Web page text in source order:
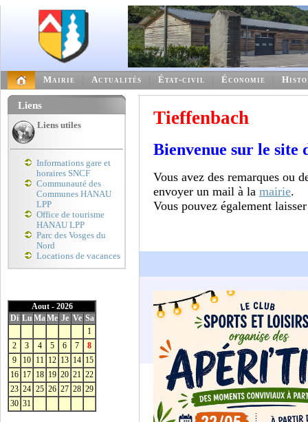
Mairie Actualités État-civil Économie
Liens
Liens utiles
Informations gare et
horaires SNCF
Communauté des
Communes HANAU
LPP
Office de tourisme
HANAU LPP
Parc des Vosges du
Nord
Locations de vacances
Aout - 2026
Di Lu MaMe Je Ve Sa
1
2
3 4 5 6 7
8
9
10 11 12 13 14 15
16 17 18 19 20 21 22
23 24 25 26 27 28 29
30 31
Tieffenbach
Bienvenue sur le site
Vous avez des remarques ou
envoyer un mail à la mairie.
Vous pouvez également